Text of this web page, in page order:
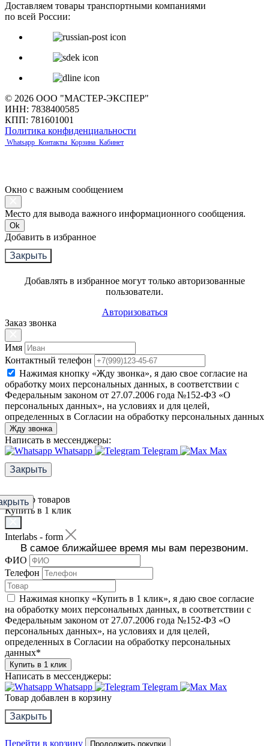
Доставляем товары транспортными компаниями
по всей России:
© 2026 ООО "МАСТЕР-ЭКСПЕР"
ИНН: 7838400585
КПП: 781601001
Политика конфиденциальности
Whatsapp Контакты Корзина Кабинет
Окно с важным сообщением
Место для вывода важного информационного сообщения.
Ok
Добавить в избранное
Закрыть
Добавлять в избранное могут только авторизованные
пользователи.
Авторизоваться
Заказ звонка
Имя
Контактный телефон
Нажимая кнопку «Жду звонка», я даю свое согласие на
обработку моих персональных данных, в соответствии с
Федеральным законом от 27.07.2006 года №152-ФЗ «О
персональных данных», на условиях и для целей,
определенных в Согласии на обработку персональных данных
Жду звонка
Написать в мессенджеры:
Whatsapp
Telegram
Max
Закрыть
Фильтр товаров
Купить в 1 клик
Interlabs - form
В самое ближайшее время мы вам перезвоним.
ФИО
Телефон
Нажимая кнопку «Купить в 1 клик», я даю свое согласие
на обработку моих персональных данных, в соответствии с
Федеральным законом от 27.07.2006 года №152-ФЗ «О
персональных данных», на условиях и для целей,
определенных в Согласии на обработку персональных
данных*
Купить в 1 клик
Написать в мессенджеры:
Whatsapp
Telegram
Max
Товар добавлен в корзину
Закрыть
Перейти в корзину Продолжить покупки